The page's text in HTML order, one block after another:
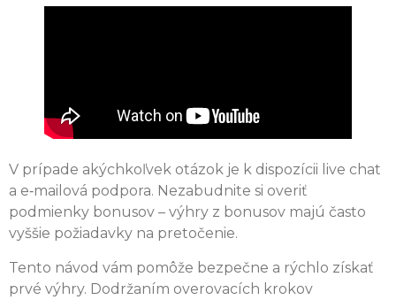
V prípade akýchkoľvek otázok je k dispozícii live chat
a e‑mailová podpora. Nezabudnite si overiť
podmienky bonusov – výhry z bonusov majú často
vyššie požiadavky na pretočenie.
Tento návod vám pomôže bezpečne a rýchlo získať
prvé výhry. Dodržaním overovacích krokov